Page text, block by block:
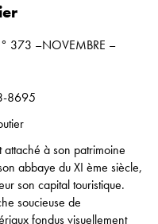
373 –NOVEMBRE –
8695
à son patrimoine
abbaye du XI ème siècle,
son capital touristique.
soucieuse de
fondus visuellement